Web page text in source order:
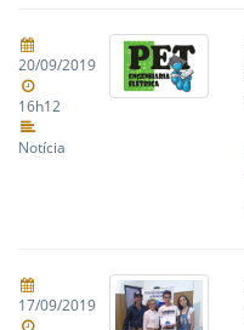
20/09/2019
16h12
Notícia
17/09/2019